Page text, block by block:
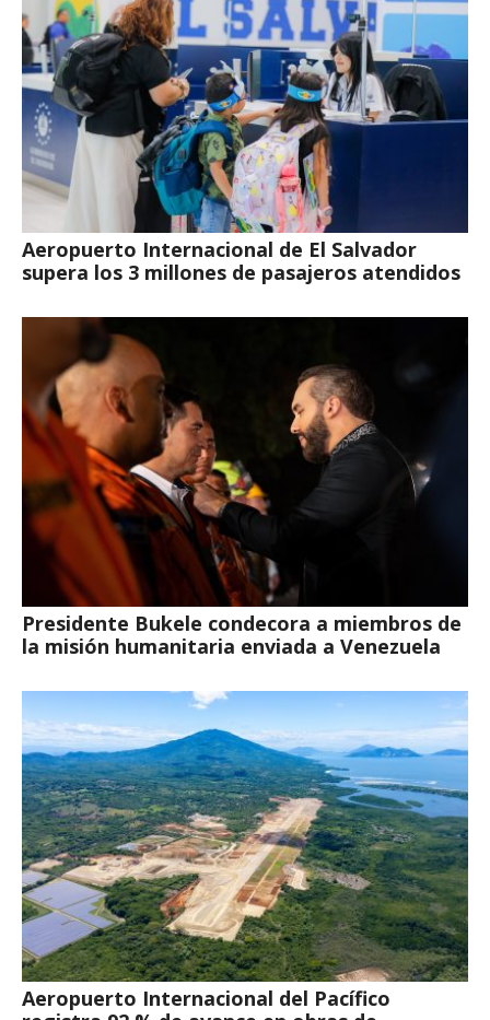
Aeropuerto Internacional de El Salvador
supera los 3 millones de pasajeros atendidos
Presidente Bukele condecora a miembros de
la misión humanitaria enviada a Venezuela
Aeropuerto Internacional del Pacífico